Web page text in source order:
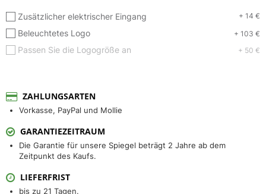
Zusätzlicher elektrischer Eingang + 14 €
Beleuchtetes Logo + 103 €
Passen Sie die Logogröße an + 50 €
ZAHLUNGSARTEN
Vorkasse, PayPal und Mollie
GARANTIEZEITRAUM
Die Garantie für unsere Spiegel beträgt 2 Jahre ab dem
Zeitpunkt des Kaufs.
LIEFERFRIST
bis zu 21 Tagen.